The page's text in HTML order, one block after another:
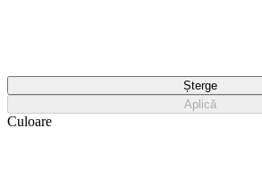
Șterge
Aplică
Culoare